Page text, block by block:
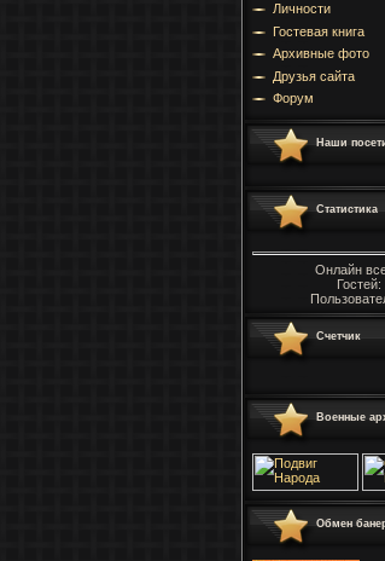
Личности
Гостевая книга
Архивные фото
Друзья сайта
Форум
Наши
Статистика
Онлайн
Гостей:
Счетчик
Военные
Обмен